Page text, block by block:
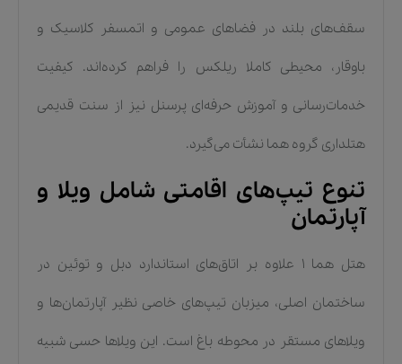
سقف‌های بلند در فضاهای عمومی و اتمسفر کلاسیک و
باوقار، محیطی کاملا ریلکس را فراهم کرده‌اند. کیفیت
خدمات‌رسانی و آموزش حرفه‌ای پرسنل نیز از سنت قدیمی
هتلداری گروه هما نشأت می‌گیرد.
تنوع تیپ‌های اقامتی شامل ویلا و
آپارتمان
هتل هما ۱ علاوه بر اتاق‌های استاندارد دبل و توئین در
ساختمان اصلی، میزبان تیپ‌های خاصی نظیر آپارتمان‌ها و
ویلاهای مستقر در محوطه باغ است. این ویلاها حسی شبیه